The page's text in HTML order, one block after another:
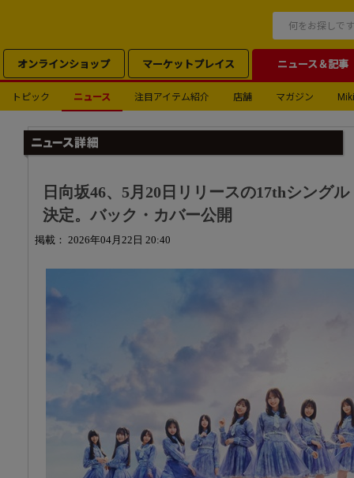
オンラインショップ マーケットプレイス ニュース＆記事
トピック ニュース 注目アイテム紹介 店舗 マガジン
日向坂46、5月20日リリースの17thシング
決定。バック・カバー公開
掲載： 2026年04月22日 20:40